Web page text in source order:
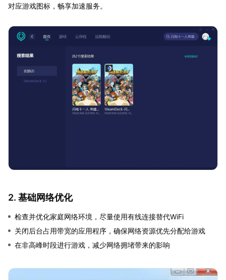
对应游戏图标，畅享加速服务。
2. 基础网络优化
检查并优化家庭网络环境，尽量使用有线连接替代WiFi
关闭后台占用带宽的应用程序，确保网络资源优先分配给游戏
在非高峰时段进行游戏，减少网络拥堵带来的影响